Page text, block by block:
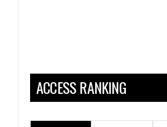
ACCESS RANKING